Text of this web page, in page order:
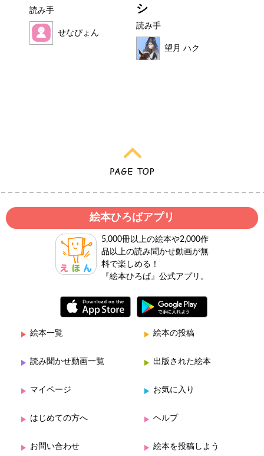
読み手
せなぴょん
シ
読み手
望月 ハク
絵本ひろばアプリ
5,000冊以上の絵本や2,000作
品以上の読み聞かせ動画が無
料で楽しめる！
『絵本ひろば』公式アプリ。
絵本一覧 絵本の投稿
読み聞かせ動画一覧 出版された絵本
マイページ お気に入り
はじめての方へ ヘルプ
お問い合わせ 絵本を投稿しよう